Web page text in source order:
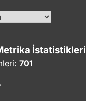
İstatistikleri
701